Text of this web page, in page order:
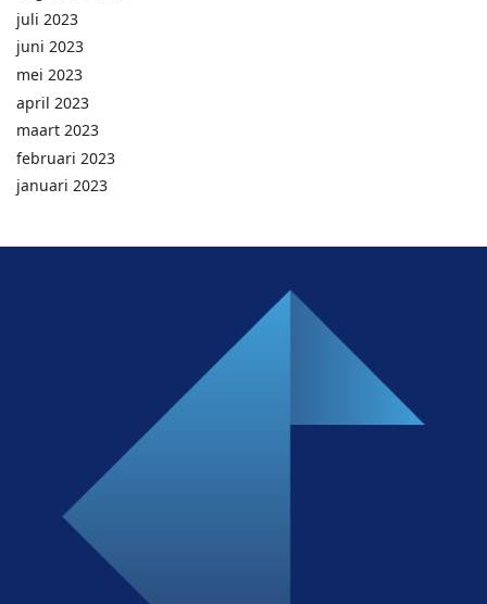
juli 2023
juni 2023
mei 2023
april 2023
maart 2023
februari 2023
januari 2023